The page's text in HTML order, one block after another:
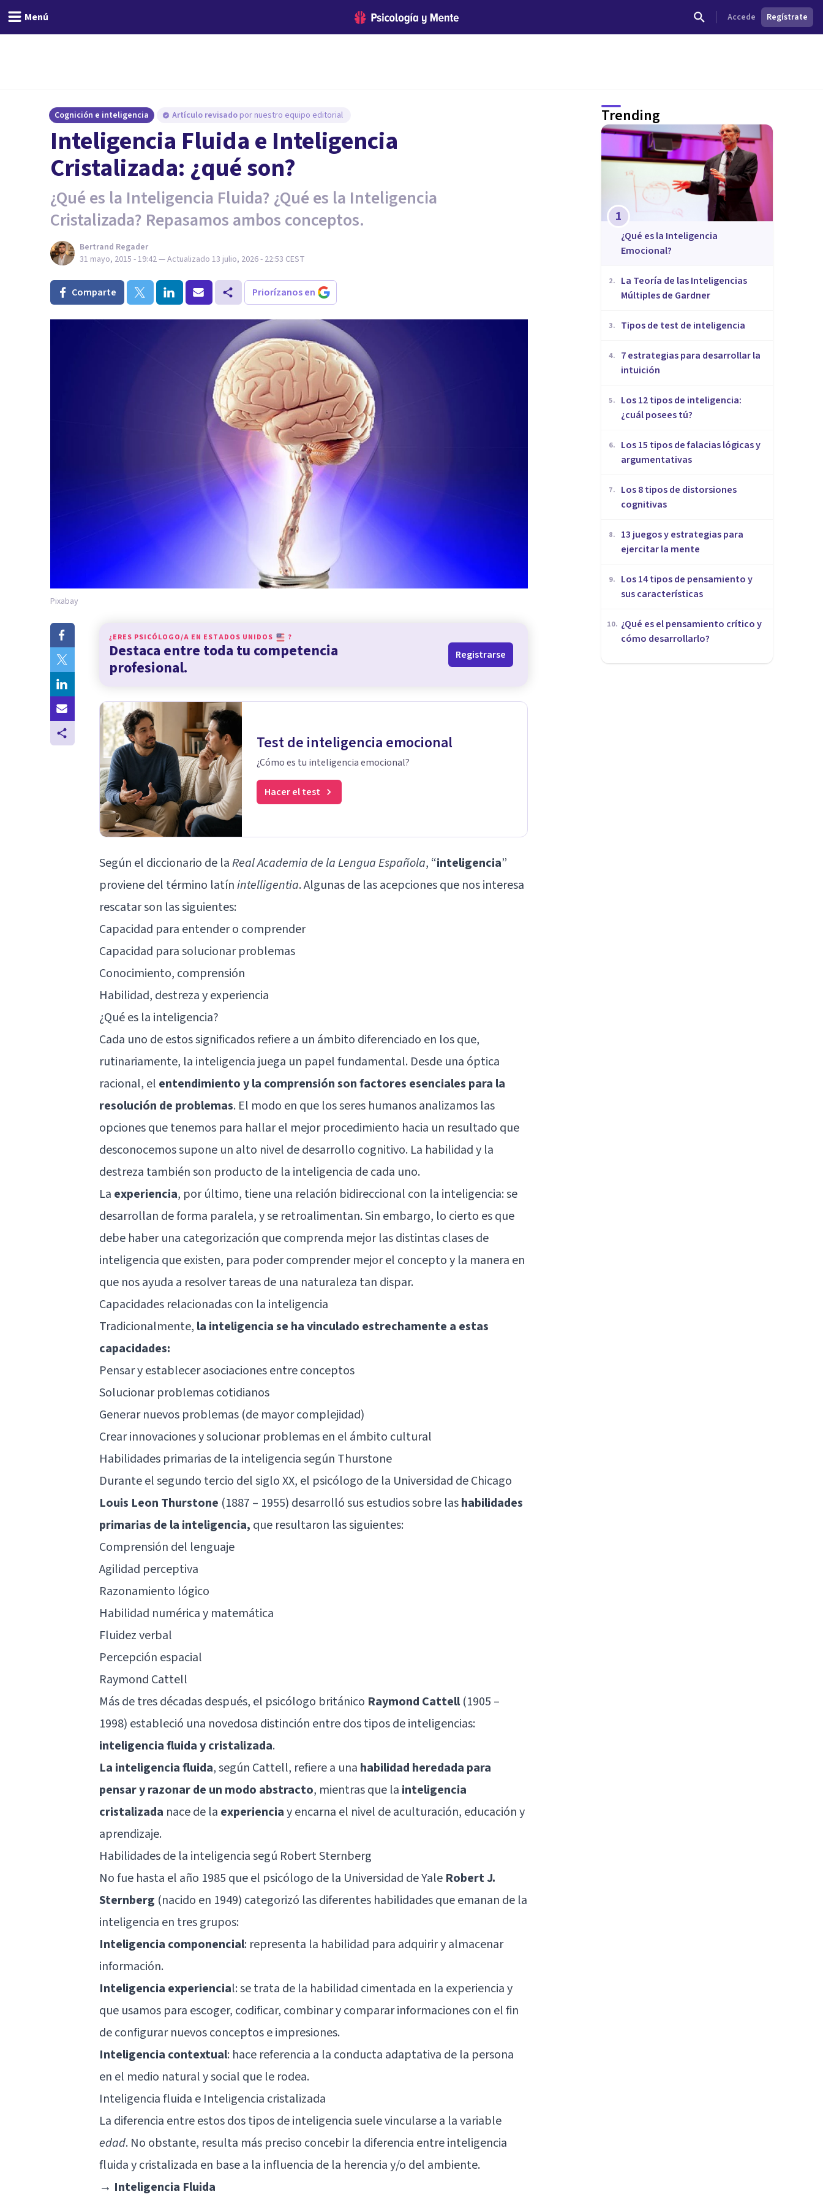
Menú Accede Regístrate
Cognición e inteligencia Artículo revisado por nuestro equipo editorial
Inteligencia Fluida e Inteligencia
Cristalizada: ¿qué son?
¿Qué es la Inteligencia Fluida? ¿Qué es la Inteligencia
Cristalizada? Repasamos ambos conceptos.
Bertrand Regader
31 mayo, 2015 - 19:42— Actualizado 13 julio, 2026 - 22:53 CEST
Comparte Priorízanos en
Pixabay
¿ERES PSICÓLOGO/A EN ESTADOS UNIDOS ?
Destaca entre toda tu competencia
profesional.
Registrarse
Test de inteligencia emocional
¿Cómo es tu inteligencia emocional?
Hacer el test
Según el diccionario de laReal Academia de la Lengua Española, “inteligencia”
proviene del término latínintelligentia. Algunas de las acepciones que nos interesa
rescatar son las siguientes:
Capacidad para entender o comprender
Capacidad para solucionar problemas
Conocimiento, comprensión
Habilidad, destreza y experiencia
¿Qué es la inteligencia?
Cada uno de estos significados refiere a un ámbito diferenciado en los que,
rutinariamente, la inteligencia juega un papel fundamental. Desde una óptica
racional, el entendimiento y la comprensión son factores esenciales para la
resolución de problemas. El modo en que los seres humanos analizamos las
opciones que tenemos para hallar el mejor procedimiento hacia un resultado que
desconocemos supone un alto nivel de desarrollo cognitivo. La habilidad y la
destreza también son producto de la inteligencia de cada uno.
La experiencia, por último, tiene una relación bidireccional con la inteligencia: se
desarrollan de forma paralela, y se retroalimentan. Sin embargo, lo cierto es que
debe haber una categorización que comprenda mejor las distintas clases de
inteligencia que existen, para poder comprender mejor el concepto y la manera en
que nos ayuda a resolver tareas de una naturaleza tan dispar.
Capacidades relacionadas con la inteligencia
Tradicionalmente, la inteligencia se ha vinculado estrechamente a estas
capacidades:
Pensar y establecer asociaciones entre conceptos
Solucionar problemas cotidianos
Generar nuevos problemas (de mayor complejidad)
Crear innovaciones y solucionar problemas en el ámbito cultural
Habilidades primarias de la inteligencia según Thurstone
Durante el segundo tercio del siglo XX, el psicólogo de la Universidad de Chicago
Louis Leon Thurstone (1887 – 1955) desarrolló sus estudios sobre lashabilidades
primarias de la inteligencia, que resultaron las siguientes:
Comprensión del lenguaje
Agilidad perceptiva
Razonamiento lógico
Habilidad numérica y matemática
Fluidez verbal
Percepción espacial
Raymond Cattell
Más de tres décadas después, el psicólogo británico Raymond Cattell(1905 –
1998) estableció una novedosa distinción entre dos tipos de inteligencias:
inteligencia fluida y cristalizada.
La inteligencia fluida, según Cattell, refiere a una habilidad heredada para
pensar y razonar de un modo abstracto, mientras que la inteligencia
cristalizada nace de la experienciay encarna el nivel de aculturación, educación y
aprendizaje.
Habilidades de la inteligencia segú Robert Sternberg
No fue hasta el año 1985 que el psicólogo de la Universidad de Yale Robert J.
Sternberg (nacido en 1949) categorizó las diferentes habilidades que emanan de la
inteligencia en tres grupos:
Inteligencia componencial: representa la habilidad para adquirir y almacenar
información.
Inteligencia experiencial: se trata de la habilidad cimentada en la experiencia y
que usamos para escoger, codificar, combinar y comparar informaciones con el fin
de configurar nuevos conceptos e impresiones.
Inteligencia contextual: hace referencia a la conducta adaptativa de la persona
en el medio natural y social que le rodea.
Inteligencia fluida e Inteligencia cristalizada
La diferencia entre estos dos tipos de inteligencia suele vincularse a la variable
edad. No obstante, resulta más preciso concebir la diferencia entre inteligencia
fluida y cristalizada en base a la influencia de la herencia y/o del ambiente.
→ Inteligencia Fluida
Trending
1
¿Qué es la Inteligencia
Emocional?
2.
La Teoría de las Inteligencias
Múltiples de Gardner
3. ​Tipos de test de inteligencia
4.
7 estrategias para desarrollar la
intuición
5.
Los 12 tipos de inteligencia:
¿cuál posees tú?
6.
Los 15 tipos de falacias lógicas y
argumentativas
7.
Los 8 tipos de distorsiones
cognitivas
8.
13 juegos y estrategias para
ejercitar la mente
9.
Los 14 tipos de pensamiento y
sus características
10. ¿Qué es el pensamiento crítico y
cómo desarrollarlo?